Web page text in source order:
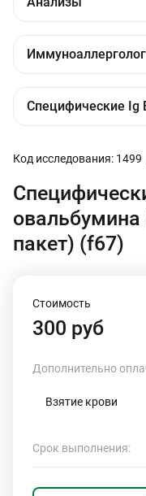
Код исследования: 1499
пакет) (f67)
Стоимость
300 руб
Дополнительно
Взятие крови
Срок выполнения: